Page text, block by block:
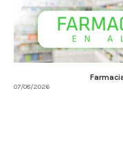
07/08/2026